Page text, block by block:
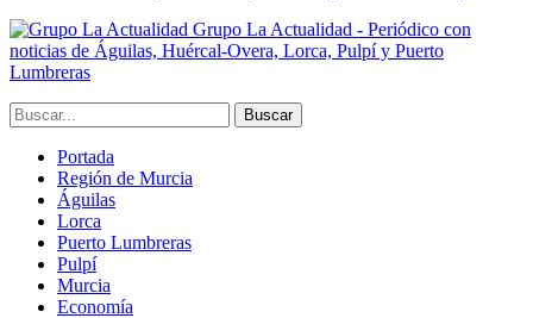
Grupo La Actualidad - Periódico con
noticias de Águilas, Huércal-Overa, Lorca, Pulpí y Puerto
Lumbreras
Portada
Región de Murcia
Águilas
Lorca
Puerto Lumbreras
Pulpí
Murcia
Economía